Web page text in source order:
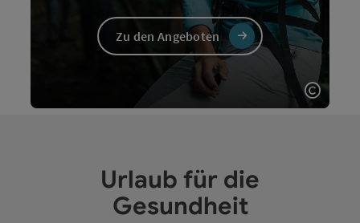
Zu den Angeboten
Urlaub für die
Gesundheit